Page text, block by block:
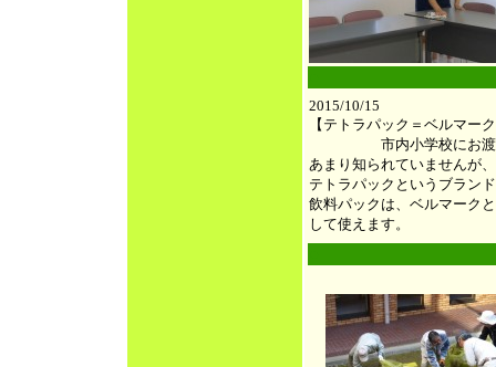
2015/10/15
【テトラパック＝ベルマー
市内小学校にお渡
あまり知られていませんが、
テトラパックというブラン
飲料パックは、ベルマークと
して使えます。